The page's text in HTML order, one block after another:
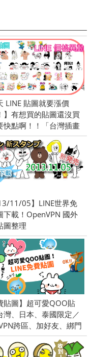
LINE 貼圖就要漲價
】有想買的貼圖還沒買
快點啊！！「台灣插畫
圖價格異動通知
11/05】LINE世界免
下載！OpenVPN 國外
圖整理
貼圖】超可愛QOO貼
灣、日本、泰國限定／
跨區、加好友、綁門
4/3